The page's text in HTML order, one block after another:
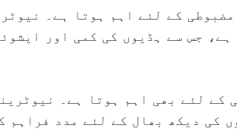
کے لئے اہم ہوتا ہے۔
جس سے ہڈیوں کی کمی اور
کے لئے بھی اہم ہوتا ہے۔
کی دیکھ بھال کے لئے مدد فراہم